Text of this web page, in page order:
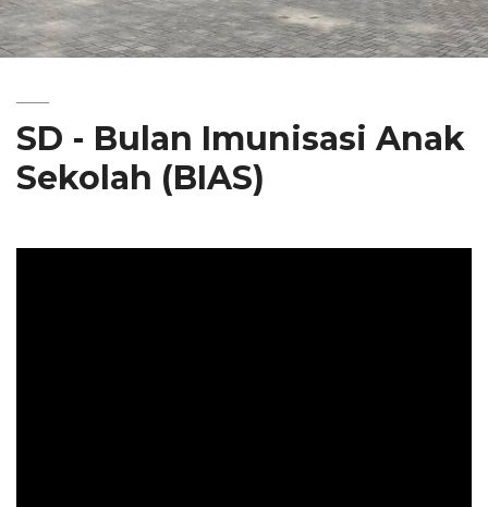
SD - Bulan Imunisasi Anak
Sekolah (BIAS)